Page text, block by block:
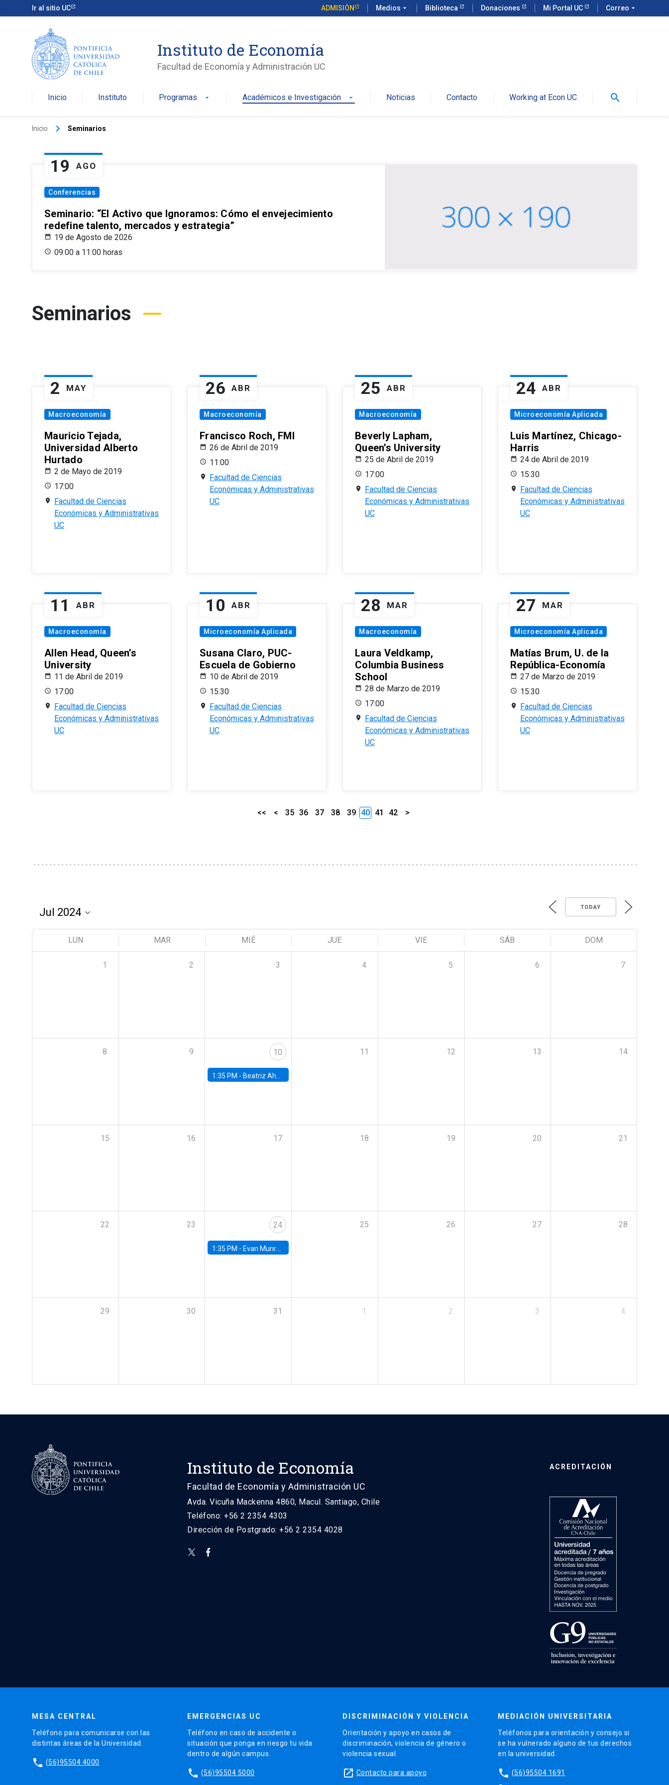
Ir al sitio UC ADMISIÓN Medios arrow_drop_down Biblioteca Donaciones Mi Portal UC Correo arrow_drop_down
Instituto de Economía
Facultad de Economía y Administración UC
Inicio Instituto Programas arrow_drop_down Académicos e Investigación arrow_drop_down Noticias Contacto Working at Econ UC search
Inicio keyboard_arrow_right Seminarios
19 AGO
Conferencias
Seminario: “El Activo que Ignoramos: Cómo el envejecimiento
redefine talento, mercados y estrategia”
19 de Agosto de 2026
09:00 a 11:00 horas
Seminarios
2 MAY
Macroeconomía
Mauricio Tejada,
Universidad Alberto
Hurtado
2 de Mayo de 2019
17:00
Facultad de Ciencias
Económicas y Administrativas
UC
26 ABR
Macroeconomía
Francisco Roch, FMI
26 de Abril de 2019
11:00
Facultad de Ciencias
Económicas y Administrativas
UC
25 ABR
Macroeconomía
Beverly Lapham,
Queen’s University
25 de Abril de 2019
17:00
Facultad de Ciencias
Económicas y Administrativas
UC
24 ABR
Microeconomía Aplicada
Luis Martínez, Chicago-
Harris
24 de Abril de 2019
15:30
Facultad de Ciencias
Económicas y Administrativas
UC
11 ABR
Macroeconomía
Allen Head, Queen’s
University
11 de Abril de 2019
17:00
Facultad de Ciencias
Económicas y Administrativas
UC
10 ABR
Microeconomía Aplicada
Susana Claro, PUC-
Escuela de Gobierno
10 de Abril de 2019
15:30
Facultad de Ciencias
Económicas y Administrativas
UC
28 MAR
Macroeconomía
Laura Veldkamp,
Columbia Business
School
28 de Marzo de 2019
17:00
Facultad de Ciencias
Económicas y Administrativas
UC
27 MAR
Microeconomía Aplicada
Matías Brum, U. de la
República-Economía
27 de Marzo de 2019
15:30
Facultad de Ciencias
Económicas y Administrativas
UC
<< < 35 36 37 38 39 40 41 42 >
TODAY
LUN MAR MIÉ JUE VIE SÁB DOM
1 2 3 4 5 6 7
8 9 10
1:35 PM - Beatriz Ahumada, PhD candidate, Universidad de Pittsburgh
11 12 13 14
15 16 17 18 19 20 21
22 23 24
1:35 PM - Evan Munro, Neyman Visiting Assistant Professor in the Department of Statistics at UC Berkeley
25 26 27 28
29 30 31 1 2 3 4
Instituto de Economía
Facultad de Economía y Administración UC
Avda. Vicuña Mackenna 4860, Macul. Santiago, Chile
Teléfono: +56 2 2354 4303
Dirección de Postgrado: +56 2 2354 4028
ACREDITACIÓN
MESA CENTRAL
Teléfono para comunicarse con las
distintas áreas de la Universidad.
phone (56)95504 4000
EMERGENCIAS UC
Teléfono en caso de accidente o
situación que ponga en riesgo tu vida
dentro de algún campus.
phone (56)95504 5000
DISCRIMINACIÓN Y VIOLENCIA
Orientación y apoyo en casos de
discriminación, violencia de género o
violencia sexual.
launch Contacto para apoyo
MEDIACIÓN UNIVERSITARIA
Teléfonos para orientación y consejo si
se ha vulnerado alguno de tus derechos
en la universidad.
phone (56)95504 1691